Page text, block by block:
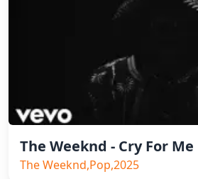
The Weeknd - Cry For Me
The Weeknd,Pop,2025